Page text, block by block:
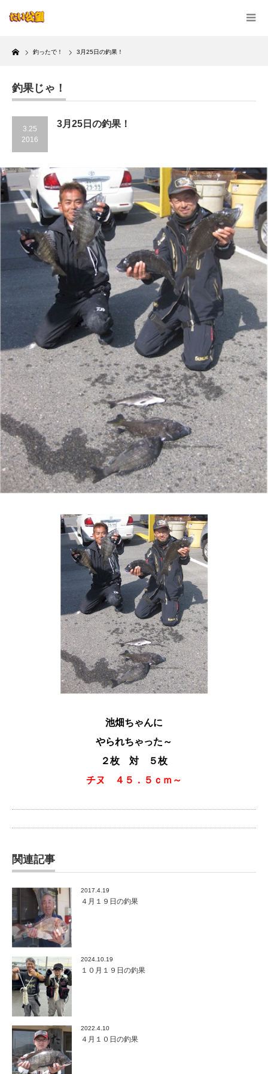
Home
釣ったで！ 3月25日の釣果！
釣果じゃ！
3.25
2016
3月25日の釣果！
池畑ちゃんに
やられちゃった～
２枚 対 ５枚
チヌ ４５．５ｃｍ～
関連記事
2017.4.19
４月１９日の釣果
2024.10.19
１０月１９日の釣果
2022.4.10
４月１０日の釣果